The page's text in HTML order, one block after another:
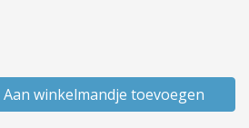
Aan winkelmandje toevoegen